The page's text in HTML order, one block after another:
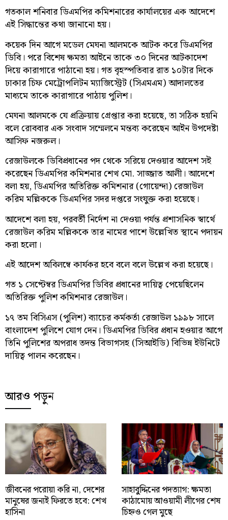
গতকাল শনিবার ডিএমপির কমিশনারের কার্যালয়ের এক আদেশে
এই সিদ্ধান্তের কথা জানানো হয়।
কয়েক দিন আগে মডেল মেঘনা আলমকে আটক করে ডিএমপির
ডিবি। পরে বিশেষ ক্ষমতা আইনে তাকে ৩০ দিনের আটকাদেশ
দিয়ে কারাগারে পাঠানো হয়। গত বৃহস্পতিবার রাত ১০টার দিকে
ঢাকার চিফ মেট্রোপলিটন ম্যাজিস্ট্রেট (সিএমএম) আদালতের
মাধ্যমে তাকে কারাগারে পাঠায় পুলিশ।
মেঘনা আলমকে যে প্রক্রিয়ায় গ্রেপ্তার করা হয়েছে, তা সঠিক হয়নি
বলে রোববার এক সংবাদ সম্মেলনে মন্তব্য করেছেন আইন উপদেষ্টা
আসিফ নজরুল।
রেজাউলকে ডিবিপ্রধানের পদ থেকে সরিয়ে দেওয়ার আদেশ সই
করেছেন ডিএমপির কমিশনার শেখ মো. সাজ্জাত আলী। আদেশে
বলা হয়, ডিএমপির অতিরিক্ত কমিশনার (গোয়েন্দা) রেজাউল
করিম মল্লিককে ডিএমপির সদর দপ্তরে সংযুক্ত করা হয়েছে।
আদেশে বলা হয়, পরবর্তী নির্দেশ না দেওয়া পর্যন্ত প্রশাসনিক স্বার্থে
রেজাউল করিম মল্লিককে তার নামের পাশে উল্লেখিত স্থানে পদায়ন
করা হলো।
এই আদেশ অবিলম্বে কার্যকর হবে বলে বলে উল্লেখ করা হয়েছে।
গত ১ সেপ্টেম্বর ডিএমপির ডিবির প্রধানের দায়িত্ব পেয়েছিলেন
অতিরিক্ত পুলিশ কমিশনার রেজাউল।
১৭ তম বিসিএস (পুলিশ) ব্যাচের কর্মকর্তা রেজাউল ১৯৯৮ সালে
বাংলাদেশ পুলিশে যোগ দেন। ডিএমপির ডিবির প্রধান হওয়ার আগে
তিনি পুলিশের অপরাধ তদন্ত বিভাগসহ (সিআইডি) বিভিন্ন ইউনিটে
দায়িত্ব পালন করেছেন।
আরও পড়ুন
জীবনের পরোয়া করি না, দেশের
মানুষের জন্যই ফিরতে হবে: শেখ
হাসিনা
সাহাবু্দ্দিনের পদত্যাগ: ক্ষমতা
কাঠামোয় আওয়ামী লীগের শেষ
চিহ্নও গেল মুছে